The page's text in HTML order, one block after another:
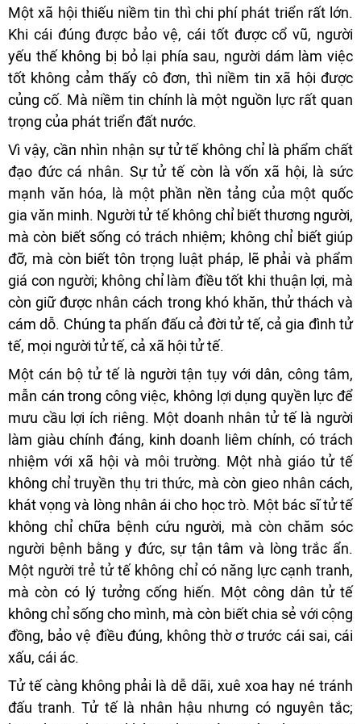
Một xã hội thiếu niềm tin thì chi phí phát triển rất lớn.
Khi cái đúng được bảo vệ, cái tốt được cổ vũ, người
yếu thế không bị bỏ lại phía sau, người dám làm việc
tốt không cảm thấy cô đơn, thì niềm tin xã hội được
củng cố. Mà niềm tin chính là một nguồn lực rất quan
trọng của phát triển đất nước.
Vì vậy, cần nhìn nhận sự tử tế không chỉ là phẩm chất
đạo đức cá nhân. Sự tử tế còn là vốn xã hội, là sức
mạnh văn hóa, là một phần nền tảng của một quốc
gia văn minh. Người tử tế không chỉ biết thương người,
mà còn biết sống có trách nhiệm; không chỉ biết giúp
đỡ, mà còn biết tôn trọng luật pháp, lẽ phải và phẩm
giá con người; không chỉ làm điều tốt khi thuận lợi, mà
còn giữ được nhân cách trong khó khăn, thử thách và
cám dỗ. Chúng ta phấn đấu cả đời tử tế, cả gia đình tử
tế, mọi người tử tế, cả xã hội tử tế.
Một cán bộ tử tế là người tận tụy với dân, công tâm,
mẫn cán trong công việc, không lợi dụng quyền lực để
mưu cầu lợi ích riêng. Một doanh nhân tử tế là người
làm giàu chính đáng, kinh doanh liêm chính, có trách
nhiệm với xã hội và môi trường. Một nhà giáo tử tế
không chỉ truyền thụ tri thức, mà còn gieo nhân cách,
khát vọng và lòng nhân ái cho học trò. Một bác sĩ tử tế
không chỉ chữa bệnh cứu người, mà còn chăm sóc
người bệnh bằng y đức, sự tận tâm và lòng trắc ẩn.
Một người trẻ tử tế không chỉ có năng lực cạnh tranh,
mà còn có lý tưởng cống hiến. Một công dân tử tế
không chỉ sống cho mình, mà còn biết chia sẻ với cộng
đồng, bảo vệ điều đúng, không thờ ơ trước cái sai, cái
xấu, cái ác.
Tử tế càng không phải là dễ dãi, xuê xoa hay né tránh
đấu tranh. Tử tế là nhân hậu nhưng có nguyên tắc;